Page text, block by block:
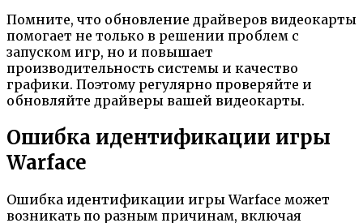
Помните, что обновление драйверов видеокарты
помогает не только в решении проблем с
запуском игр, но и повышает
производительность системы и качество
графики. Поэтому регулярно проверяйте и
обновляйте драйверы вашей видеокарты.
Ошибка идентификации игры
Warface
Ошибка идентификации игры Warface может
возникать по разным причинам, включая